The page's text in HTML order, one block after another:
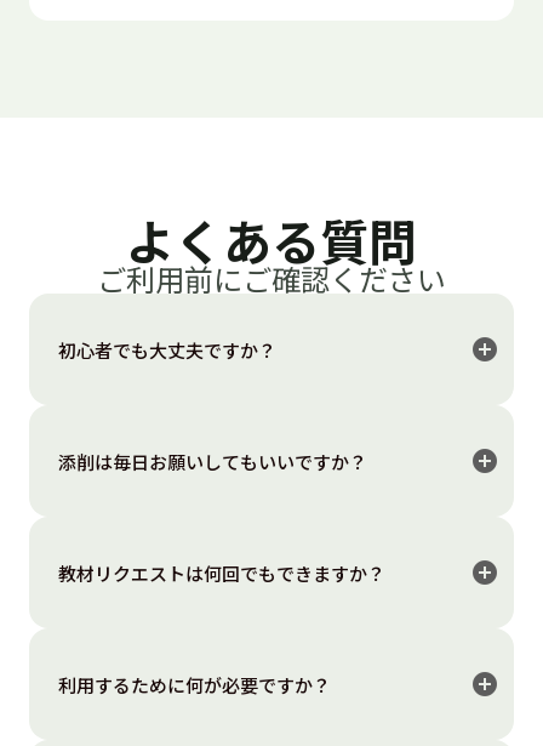
「とにかく回数をこなしたい」ならAI添削型、「発
音を根本から直したい」「一人だと続かない」なら
人の添削型が向いています。フラミンゴのシャドー
い伴走で、毎日の継続をサポートします。
よくある質問
ご利用前にご確認ください
初心者でも大丈夫ですか？ add_circle
困ったときはコーチに相談することもできるので、安
添削は毎日お願いしてもいいですか？ add_circle
しょう。
教材リクエストは何回でもできますか？ add_circle
また、制作に2週間ほどお時間をいただきます。ご希望
利用するために何が必要ですか？ add_circle